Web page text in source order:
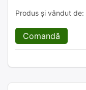
Produs și vândut de:
Comandă